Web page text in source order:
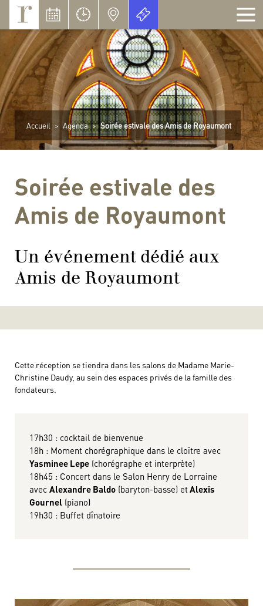
Accueil > Agenda > Soirée estivale des Amis de Royaumont
Soirée estivale des
Amis de Royaumont
Un événement dédié aux
Amis de Royaumont
Cette réception se tiendra dans les salons de Madame Marie-
Christine Daudy, au sein des espaces privés de la famille des
fondateurs.
17h30 : cocktail de bienvenue
18h : Moment chorégraphique dans le cloître avec
Yasminee Lepe (chorégraphe et interprète)
18h45 : Concert dans le Salon Henry de Lorraine
avec Alexandre Baldo (baryton-basse) etAlexis
Gournel (piano)
19h30 : Buffet dînatoire
Panneau de gestion des cookies